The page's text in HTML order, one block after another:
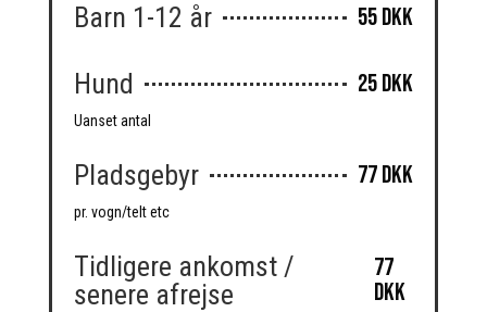
Barn 1-12 år 55 DKK
Hund 25 DKK
Uanset antal
Pladsgebyr 77 DKK
pr. vogn/telt etc
Tidligere ankomst /
senere afrejse
77
DKK